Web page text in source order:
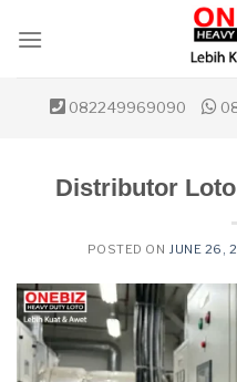
082249969090
Distributor
POSTED ON JUNE 26,